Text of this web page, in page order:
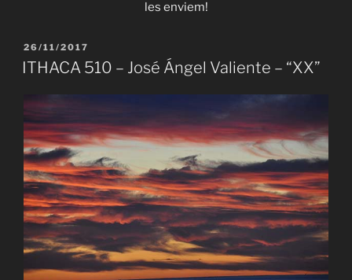
les enviem!
PUBLICAT
A
26/11/2017
ITHACA 510 – José Ángel Valiente – “XX”